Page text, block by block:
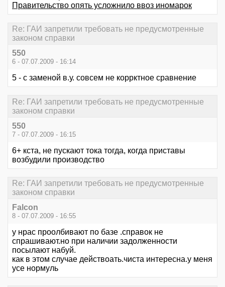
Правительство опять усложнило ввоз иномарок
Re: ГАИ запретили требовать не предусмотренные
законом справки
550
6 - 07.07.2009 - 16:14
5 - с заменой в.у. совсем не коррктное сравнение
Re: ГАИ запретили требовать не предусмотренные
законом справки
550
7 - 07.07.2009 - 16:15
6+ кста, не пускают тока тогда, когда приставы
возбудили производство
Re: ГАИ запретили требовать не предусмотренные
законом справки
Falcon
8 - 07.07.2009 - 16:55
у нрас проолбивают по базе .справок не
спрашивают.но при наличии задолженности
посылают набуй.
как в этом случае действоать.чиста интересна.у меня
усе нормуль